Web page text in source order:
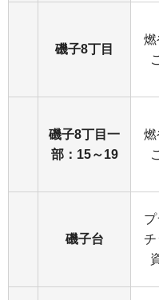
磯子8丁目
燃
磯子8丁目一
部：15～19
燃
磯子台
プ
チ